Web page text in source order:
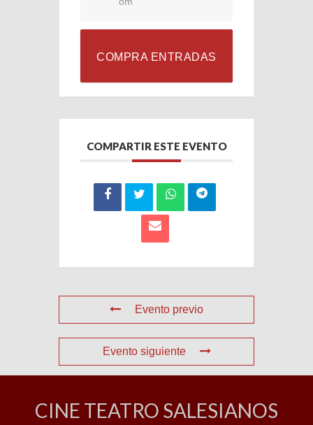
COMPRA ENTRADAS
COMPARTIR ESTE EVENTO
Evento previo
Evento siguiente
CINE TEATRO SALESIANOS